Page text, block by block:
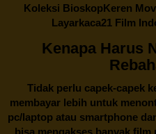
Koleksi BioskopKeren
Layarkaca21 Film
Kenapa Harus
Tidak perlu capek-capek
membayar lebih untuk
pc/laptop atau smartphone
bisa mengakses banyak